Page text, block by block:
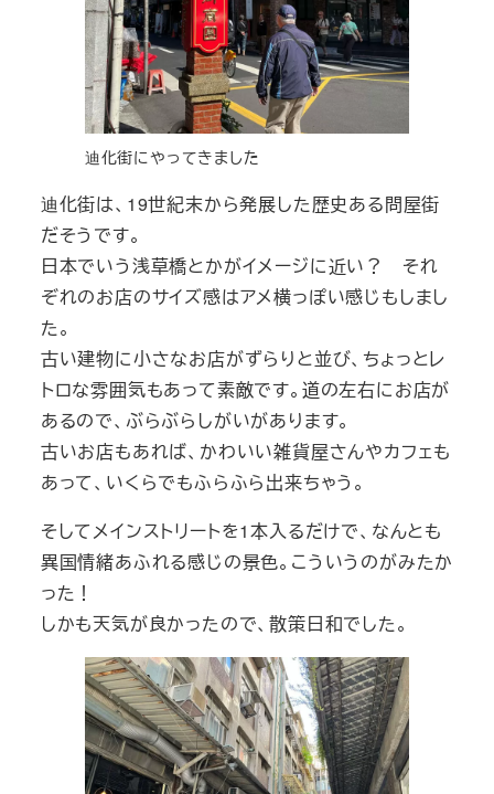
迪化街にやってきました
迪化街は、19世紀末から発展した歴史ある問屋街
だそうです。
日本でいう浅草橋とかがイメージに近い？ それ
ぞれのお店のサイズ感はアメ横っぽい感じもしまし
た。
古い建物に小さなお店がずらりと並び、ちょっとレ
トロな雰囲気もあって素敵です。道の左右にお店が
あるので、ぶらぶらしがいがあります。
古いお店もあれば、かわいい雑貨屋さんやカフェも
あって、いくらでもふらふら出来ちゃう。
そしてメインストリートを1本入るだけで、なんとも
異国情緒あふれる感じの景色。こういうのがみたか
った！
しかも天気が良かったので、散策日和でした。